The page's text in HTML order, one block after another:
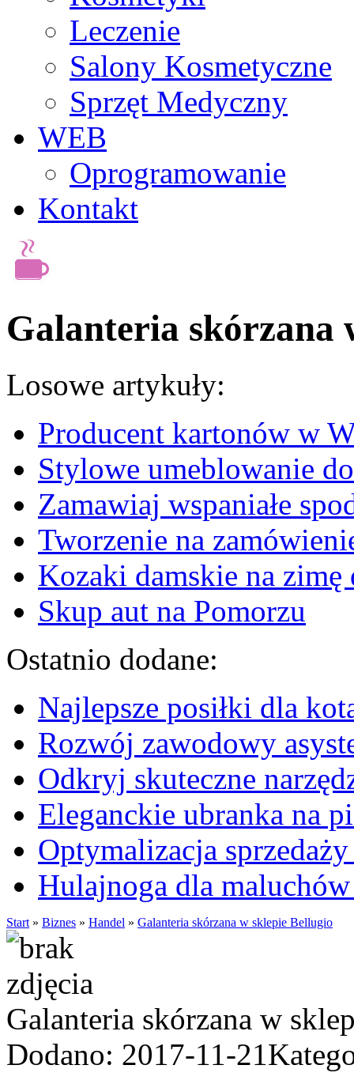
Leczenie
Salony Kosmetyczne
Sprzęt Medyczny
WEB
Oprogramowanie
Kontakt
Galanteria skórzana
Losowe artykuły:
Producent kartonów w
Stylowe umeblowanie
Zamawiaj wspaniałe
Tworzenie na
Kozaki damskie na
Skup aut na Pomorzu
Ostatnio dodane:
Najlepsze posiłki dla
Rozwój zawodowy
Odkryj skuteczne
Eleganckie ubranka na
Optymalizacja
Hulajnoga dla maluchów
Start » Biznes » Handel » Galanteria skórzana w sklepie Bellugio
Galanteria skórzana w
Dodano: 2017-11-21